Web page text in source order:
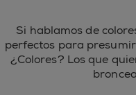
Si hablamos de
perfectos para
¿Colores? Los que